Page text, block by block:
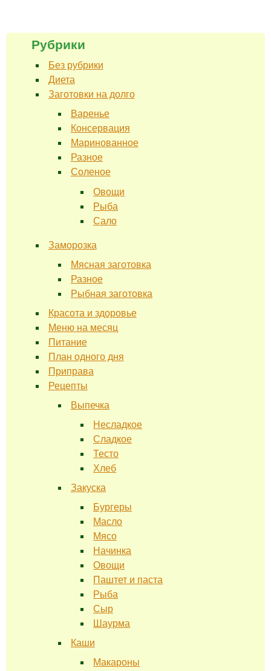
Рубрики
Без рубрики
Диета
Заготовки на долго
Варенье
Консервация
Маринованное
Разное
Соленое
Овощи
Рыба
Сало
Заморозка
Мясная заготовка
Разное
Рыбная заготовка
Красота и здоровье
Меню на месяц
Питание
План одного дня
Приправа
Рецепты
Выпечка
Несладкое
Сладкое
Тесто
Хлеб
Закуска
Бургеры
Масло
Мясо
Начинка
Овощи
Паштет и паста
Рыба
Сыр
Шаурма
Каши
Макароны